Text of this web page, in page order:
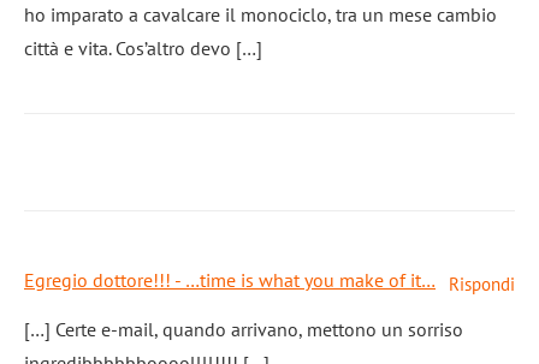
ho imparato a cavalcare il monociclo, tra un mese cambio
città e vita. Cos’altro devo […]
Egregio dottore!!! - …time is what you make of it… Rispondi
[…] Certe e-mail, quando arrivano, mettono un sorriso